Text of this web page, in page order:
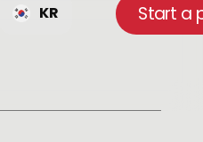
KR Start a